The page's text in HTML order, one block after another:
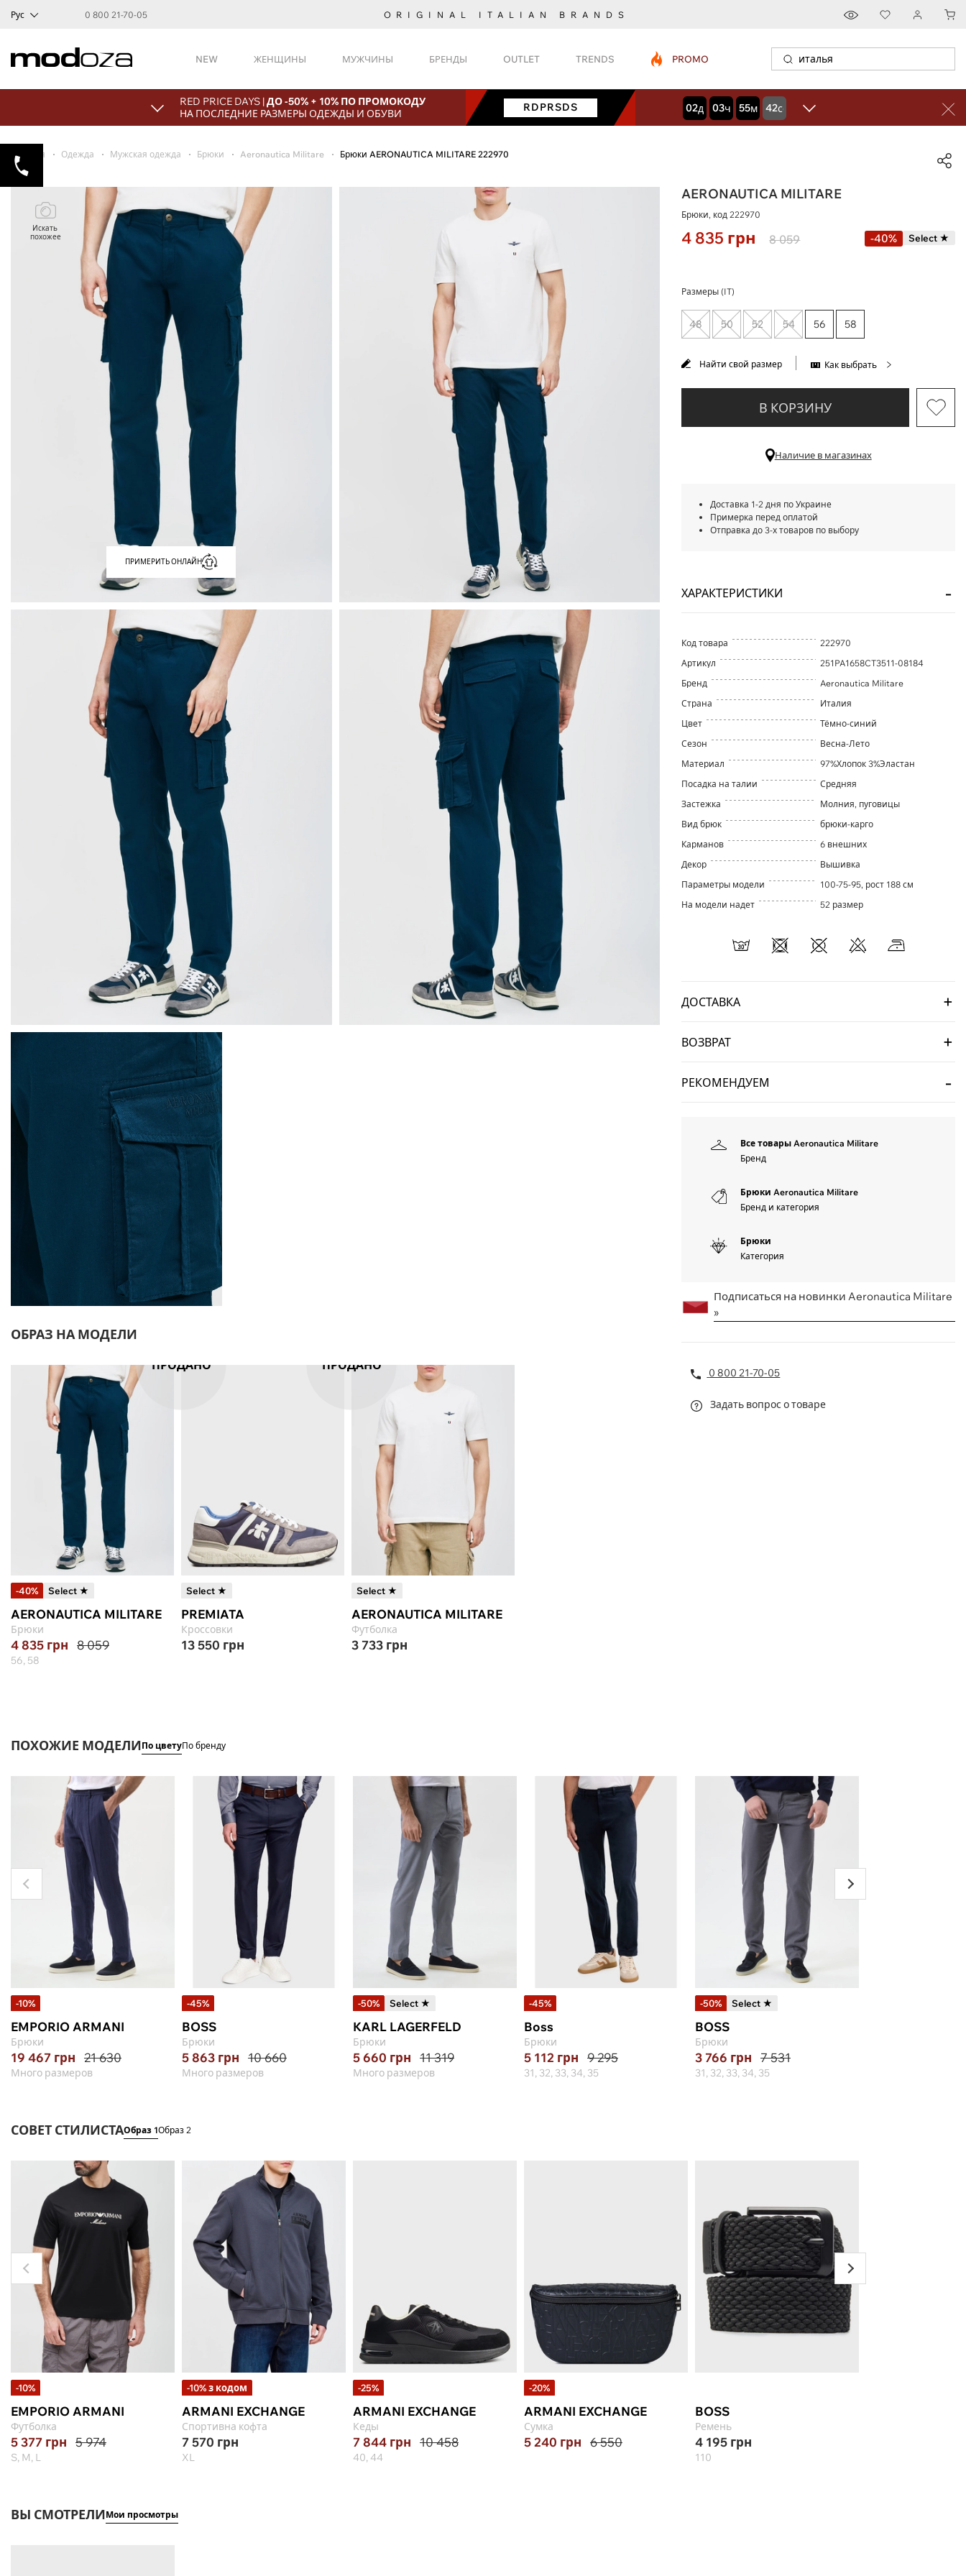
Рус 0 800 21-70-05 ORIGINAL ITALIAN BRANDS
NEW ЖЕНЩИНЫ МУЖЧИНЫ БРЕНДЫ OUTLET TRENDS PROMO
RED PRICE DAYS |ДО -50% + 10% ПО ПРОМОКОДУ
НА ПОСЛЕДНИЕ РАЗМЕРЫ ОДЕЖДЫ И ОБУВИ
RDPRSDS 02дней
03часов
55минут
41секунд
Главная Одежда Мужская одежда Брюки Aeronautica Militare Брюки AERONAUTICA MILITARE 222970
Искать
похожее
ПРИМЕРИТЬ ОНЛАЙН
ОБРАЗ НА МОДЕЛИ
-40% Select ★
AERONAUTICA MILITARE
Брюки
4 835 грн 8 059
56, 58
ПРОДАНО
Select ★
PREMIATA
Кроссовки
13 550 грн
ПРОДАНО
Select ★
AERONAUTICA MILITARE
Футболка
3 733 грн
AERONAUTICA MILITARE
Брюки, код222970
4 835 грн 8 059 Select ★
-40%
Размеры (IT)
48 50 52 54 56 58
Найти свой размер Как выбрать
В КОРЗИНУ
Наличие в магазинах
Доставка 1-2 дня по Украине
Примерка перед оплатой
Отправка до 3-х товаров по выбору
ХАРАКТЕРИСТИКИ
Код товара
222970
Артикул
251PA1658CT3511-08184
Бренд
Aeronautica Militare
Страна
Италия
Цвет
Тёмно-синий
Сезон
Весна-Лето
Материал
97%Хлопок 3%Эластан
Посадка на талии
Средняя
Застежка
Молния, пуговицы
Вид брюк
брюки-карго
Карманов
6 внешних
Декор
Вышивка
Параметры модели
100-75-95, рост 188 см
На модели надет
52 размер
ДОСТАВКА
ВОЗВРАТ
РЕКОМЕНДУЕМ
Все товары Aeronautica Militare
Бренд
Брюки Aeronautica Militare
Бренд и категория
Брюки
Категория
Подписаться на новинки Aeronautica Militare
»
0 800 21-70-05
Задать вопрос о товаре
ПОХОЖИЕ МОДЕЛИПо цветуПо бренду
-10%
EMPORIO ARMANI
Брюки
19 467 грн 21 630
Много размеров
-45%
BOSS
Брюки
5 863 грн 10 660
Много размеров
-50% Select ★
KARL LAGERFELD
Брюки
5 660 грн 11 319
Много размеров
-45%
Boss
Брюки
5 112 грн 9 295
31, 32, 33, 34, 35
-50% Select ★
BOSS
Брюки
3 766 грн 7 531
31, 32, 33, 34, 35
СОВЕТ СТИЛИСТАОбраз 1Образ 2
-10%
EMPORIO ARMANI
Футболка
5 377 грн 5 974
S, M, L
-10% з кодом
ARMANI EXCHANGE
Спортивна кофта
7 570 грн
XL
-25%
ARMANI EXCHANGE
Кеды
7 844 грн 10 458
40, 44
-20%
ARMANI EXCHANGE
Сумка
5 240 грн 6 550
BOSS
Ремень
4 195 грн
110
ВЫ СМОТРЕЛИМои просмотры